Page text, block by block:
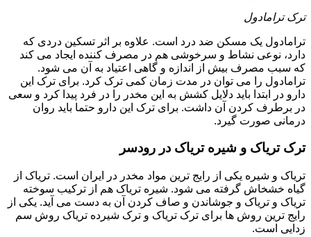
ترک ترامادول
ترامادول یک مسکن ضد درد است. علاوه بر اثر تسکین دردی که
دارد، نوعی نشاط و سرخوشی هم در مصرف کننده ایجاد می کند
که سبب مصرف بیش از اندازه و گاهی اعتیاد به آن می شود.
ترامادول را می توان در مدت زمان کمی ترک کرد. برای ترک این
دارو در ابتدا باید دلایل کشش به این مخدر را در فرد پیدا کرد و سعی
در برطرف کردن آن داشت. برای ترک این دارو حتما باید روان
درمانی صورت گیرد.
ترک تریاک و شیره تریاک در رودسر
تریاک و شیره یکی از رایج ترین مواد مخدر در ایران است. تریاک از
گیاه خشخاش گرفته می شود. شیره تریاک هم از ترکیب سوخته
تریاک و تریاک و جوشاندن و صاف کردن آن به دست می آید. یکی از
رایج ترین روش ها برای ترک تریاک و ترک شیرده تریاک روش سم
زدایی است.